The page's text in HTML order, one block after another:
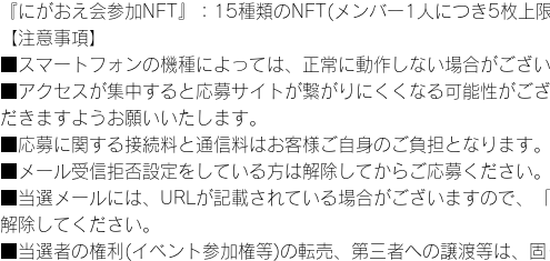
『にがおえ会参加NFT』：15種類のNFT(メンバー1人につき5枚上
【注意事項】
■スマートフォンの機種によっては、正常に動作しない場合がござい
■アクセスが集中すると応募サイトが繋がりにくくなる可能性がご
だきますようお願いいたします。
■応募に関する接続料と通信料はお客様ご自身のご負担となります。
■メール受信拒否設定をしている方は解除してからご応募ください。
■当選メールには、URLが記載されている場合がございますので、
解除してください。
■当選者の権利(イベント参加権等)の転売、第三者への譲渡等は、